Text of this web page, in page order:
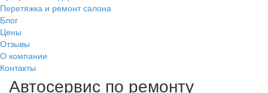
Перетяжка и ремонт салона
Блог
Цены
Отзывы
О компании
Контакты
Автосервис по ремонту